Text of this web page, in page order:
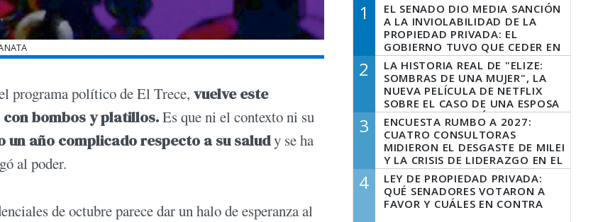
programa político de El Trece, vuelve este
bombos y platillos.Es que ni el contexto ni su
un año complicado respecto a su saludy se ha
al poder.
de octubre parece dar un halo de esperanza al
1
EL SENADO DIO MEDIA SANCIÓN
A LA INVIOLABILIDAD DE LA
PROPIEDAD PRIVADA: EL
GOBIERNO TUVO QUE CEDER EN
LA LEY DEL MANEJO DEL FUEGO
2
LA HISTORIA REAL DE "ELIZE:
SOMBRAS DE UNA MUJER", LA
NUEVA PELÍCULA DE NETFLIX
SOBRE EL CASO DE UNA ESPOSA
QUE DESCUARTIZÓ A SU
MARIDO
3
ENCUESTA RUMBO A 2027:
CUATRO CONSULTORAS
MIDIERON EL DESGASTE DE MILEI
Y LA CRISIS DE LIDERAZGO EN EL
PERONISMO
4
LEY DE PROPIEDAD PRIVADA:
QUÉ SENADORES VOTARON A
FAVOR Y CUÁLES EN CONTRA